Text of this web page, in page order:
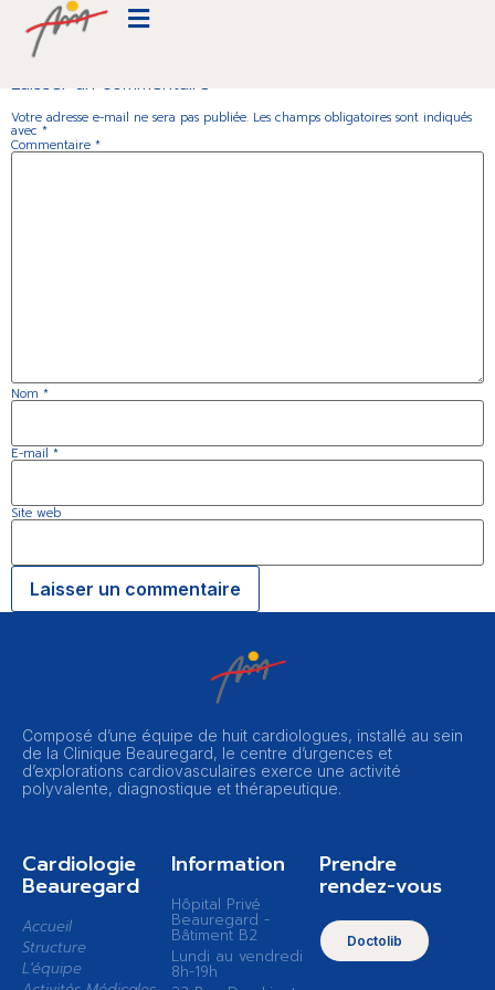
IMG_7092
Laisser un commentaire
Votre adresse e-mail ne sera pas publiée. Les champs obligatoires sont indiqués
avec *
Commentaire *
Nom *
E-mail *
Site web
Composé d’une équipe de huit cardiologues, installé au sein
de la Clinique Beauregard, le centre d’urgences et
d’explorations cardiovasculaires exerce une activité
polyvalente, diagnostique et thérapeutique.
Cardiologie
Beauregard
Accueil
Structure
L'équipe
Information
Hôpital Privé
Beauregard -
Bâtiment B2
Lundi au vendredi
8h-19h
Prendre
rendez-vous
Doctolib